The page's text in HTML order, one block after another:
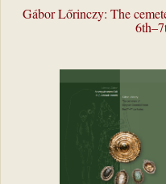
Gábor Lőrinczy: The